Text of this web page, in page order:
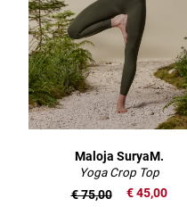
Maloja SuryaM.
Yoga Crop Top
€ 45,00
€ 75,00